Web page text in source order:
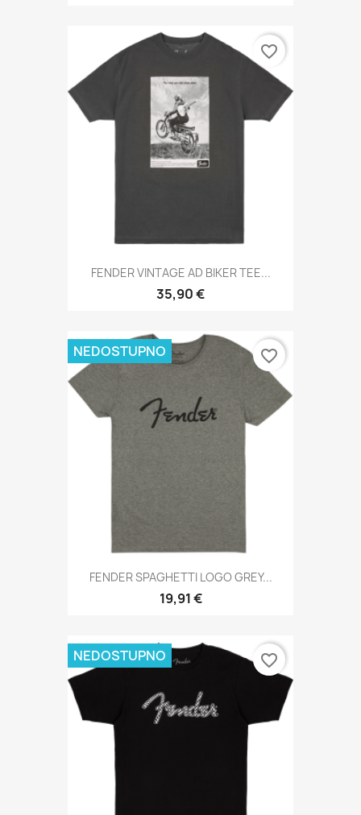
FENDER VINTAGE AD BIKER TEE...
35,90 €
favorite_border
FENDER SPAGHETTI LOGO GREY...
19,91 €
NEDOSTUPNO favorite_border
NEDOSTUPNO favorite_border